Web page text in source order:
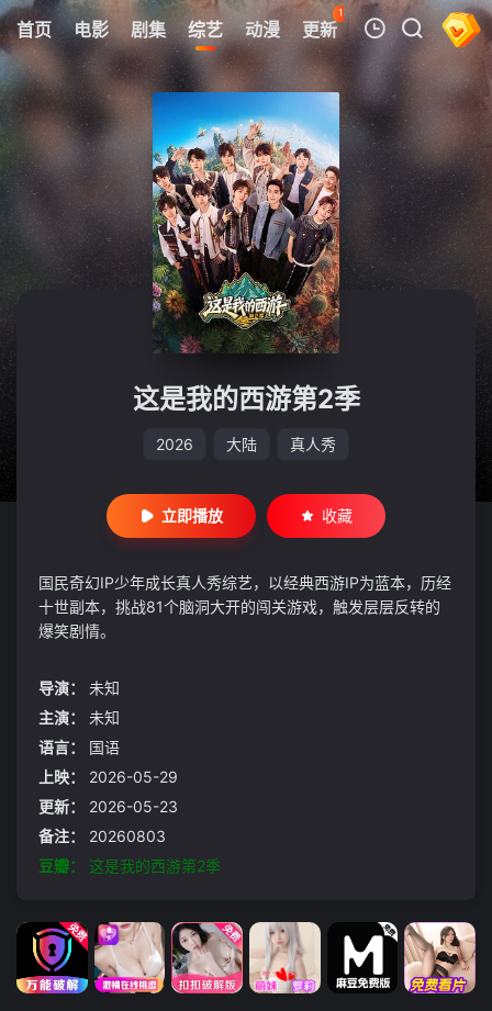
首页 电影 剧集 综艺 动漫 更新
111
热榜 APP
我的观影记录
暂无观看影片的记录
这是我的西游第2季
2026 大陆 真人秀
立即播放 收藏
国民奇幻IP少年成长真人秀综艺，以经典西游IP为蓝本，历经
十世副本，挑战81个脑洞大开的闯关游戏，触发层层反转的
爆笑剧情。
导演：
未知
主演：
未知
语言：
国语
上映：
2026-05-29
更新：
2026-05-23
备注：
20260803
豆瓣：
这是我的西游第2季